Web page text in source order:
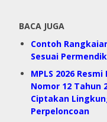
BACA JUGA
Contoh
Sesuai
MPLS 2026
Nomor 12 Tahun
Ciptakan
Perpeloncoan